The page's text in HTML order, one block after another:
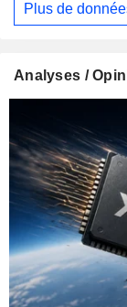
Plus de
Analyses /